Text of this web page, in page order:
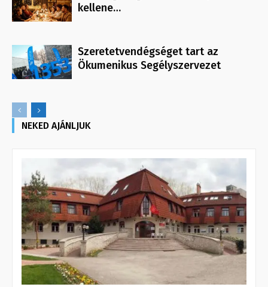
kellene…
Szeretetvendégséget tart az
Ökumenikus Segélyszervezet
NEKED AJÁNLJUK